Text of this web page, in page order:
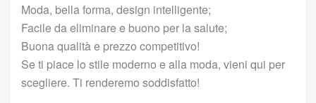
Moda, bella forma, design intelligente;
Facile da eliminare e buono per la salute;
Buona qualità e prezzo competitivo!
Se ti piace lo stile moderno e alla moda, vieni qui per
scegliere. Ti renderemo soddisfatto!